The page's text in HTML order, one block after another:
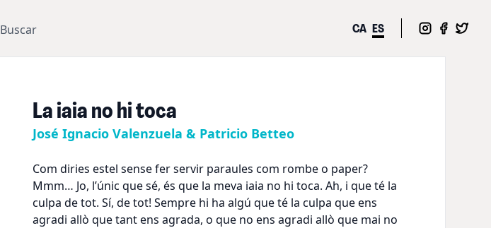
Buscar CA ES
La iaia no hi toca
José Ignacio Valenzuela & Patricio Betteo
Com diries estel sense fer servir paraules com rombe o paper?
Mmm… Jo, l’únic que sé, és que la meva iaia no hi toca. Ah, i que té la
culpa de tot. Sí, de tot! Sempre hi ha algú que té la culpa que ens
agradi allò que tant ens agrada, o que no ens agradi allò que mai no